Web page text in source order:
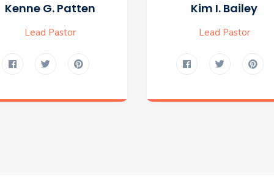
Kenne G. Patten
Lead Pastor
Kim I. Bailey
Lead Pastor